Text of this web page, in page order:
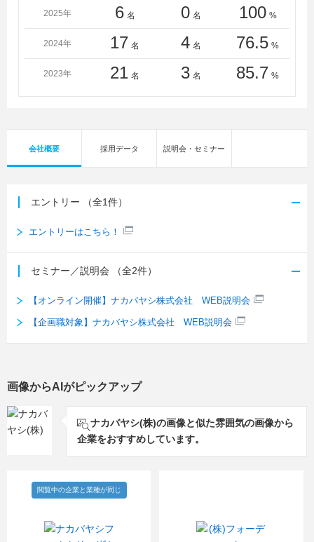
専門校、大原簿記法律専門学校梅田校、大原簿記法律専
門学校柏校、大原簿記法律観光専門学校金沢校、大原簿
記法律専門学校難波校、大原ビジネス公務員専門学校福
ング＆会計専門学校、東京電子専門学校、奈良工業高等
2025年 6 名 0 名 100 %
2024年 17 名 4 名 76.5 %
2023年 21 名 3 名 85.7 %
会社概要 採用データ 説明会・セミナー
エントリー （全1件）
エントリーはこちら！
セミナー／説明会 （全2件）
【オンライン開催】ナカバヤシ株式会社 WEB説明会
【企画職対象】ナカバヤシ株式会社 WEB説明会
画像からAIがピックアップ
ナカバヤシ(株)の画像と似た雰囲気の画像から
企業をおすすめしています。
閲覧中の企業と業種が同じ